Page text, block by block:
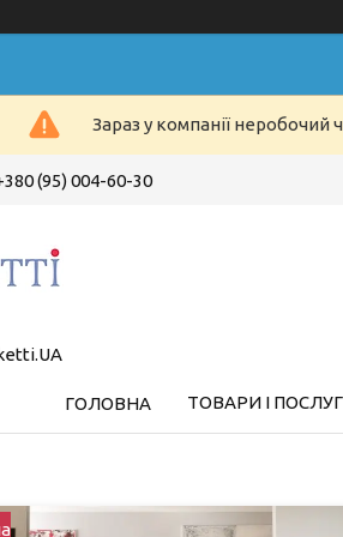
Зараз у компанії неробочий
(95) 004-60-30
ГОЛОВНА ТОВАРИ І